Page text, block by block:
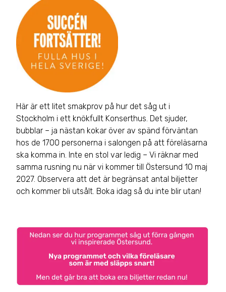
Här är ett litet smakprov på hur det såg ut i
Stockholm i ett knökfullt Konserthus. Det sjuder,
bubblar – ja nästan kokar över av spänd förväntan
hos de 1700 personerna i salongen på att föreläsarna
ska komma in. Inte en stol var ledig – Vi räknar med
samma rusning nu när vi kommer till Östersund 10 maj
2027. Observera att det är begränsat antal biljetter
och kommer bli utsålt. Boka idag så du inte blir utan!